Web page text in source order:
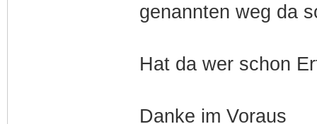
genannten weg da
Hat da wer schon
Danke im Voraus